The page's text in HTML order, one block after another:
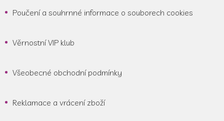
Poučení a souhrnné informace o souborech cookies
Věrnostní VIP klub
Všeobecné obchodní podmínky
Reklamace a vrácení zboží